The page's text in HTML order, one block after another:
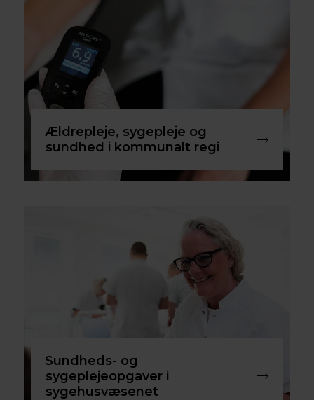
Ældrepleje, sygepleje og
sundhed i kommunalt regi
Sundheds- og
sygeplejeopgaver i
sygehusvæsenet